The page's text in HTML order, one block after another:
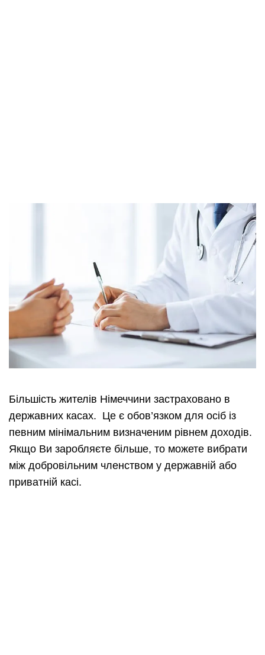
Більшість жителів Німеччини застраховано в
державних касах. Це є обов’язком для осіб із
певним мінімальним визначеним рівнем доходів.
Якщо Ви заробляєте більше, то можете вибрати
між добровільним членством у державній або
приватній касі.